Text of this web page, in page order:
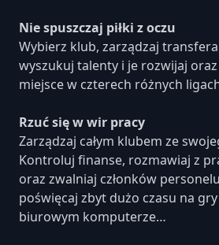
Nie spuszczaj piłki z oczu
Wybierz klub, zarządzaj
wyszukuj talenty i je rozwijaj
miejsce w czterech różnych
Rzuć się w wir pracy
Zarządzaj całym klubem ze
Kontroluj finanse, rozmawiaj z
oraz zwalniaj członków
poświęcaj zbyt dużo czasu na
biurowym komputerze…